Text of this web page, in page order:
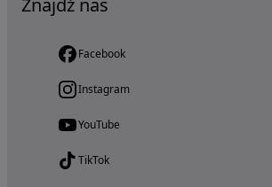
Znajdź nas
Facebook
Instagram
YouTube
TikTok